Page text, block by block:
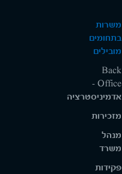
משרות
בתחומים
מובילים
Back
Office -
אדמיניסטרציה
מזכירות
מנהל
משרד
פקידות